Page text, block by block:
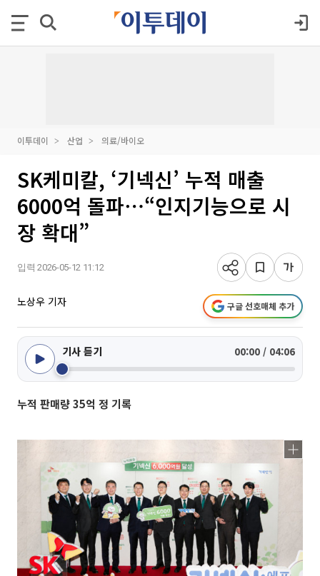
이투데이 산업 의료/바이오
SK케미칼, ‘기넥신’ 누적 매출
6000억 돌파⋯“인지기능으로 시
장 확대”
입력 2026-05-12 11:12
노상우 기자 구글 선호매체 추가
기사 듣기 00:00 / 04:06
누적 판매량 35억 정 기록